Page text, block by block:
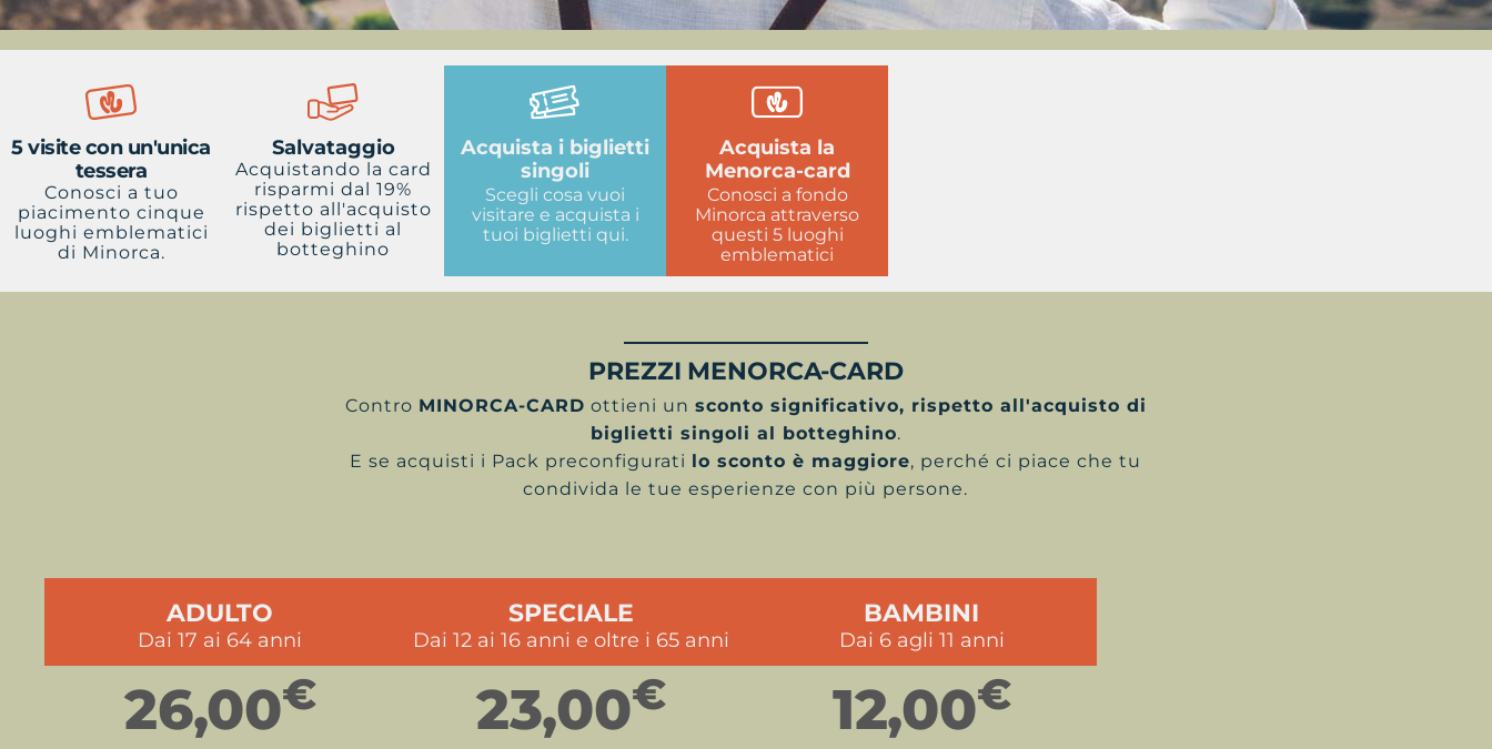
5 visite con un'unica
tessera
Conosci a tuo
piacimento cinque
luoghi emblematici
di Minorca.
Salvataggio
Acquistando la card
risparmi dal 19%
rispetto all'acquisto
dei biglietti al
botteghino
Acquista i biglietti
singoli
Scegli cosa vuoi
visitare e acquista i
tuoi biglietti qui.
Acquista la
Menorca-card
Conosci a fondo
Minorca attraverso
questi 5 luoghi
emblematici
PREZZI MENORCA-CARD
Contro MINORCA-CARD ottieni un sconto significativo, rispetto all'acquisto di
biglietti singoli al botteghino.
E se acquisti i Pack preconfigurati
lo sconto è maggiore, perché ci piace che tu
condivida le tue esperienze con più persone.
ADULTO
Dai 17 ai 64 anni
26,00€
SPECIALE
Dai 12 ai 16 anni e oltre i 65 anni
23,00€
BAMBINI
Dai 6 agli 11 anni
12,00€